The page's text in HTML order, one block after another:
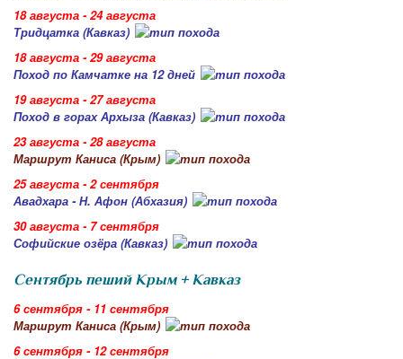
18 августа - 24 августа
Тридцатка (Кавказ)
18 августа - 29 августа
Поход по Камчатке на 12 дней
19 августа - 27 августа
Поход в горах Архыза (Кавказ)
23 августа - 28 августа
Маршрут Каниса (Крым)
25 августа - 2 сентября
Авадхара - Н. Афон (Абхазия)
30 августа - 7 сентября
Софийские озёра (Кавказ)
Сентябрь пеший Крым + Кавказ
6 сентября - 11 сентября
Маршрут Каниса (Крым)
6 сентября - 12 сентября